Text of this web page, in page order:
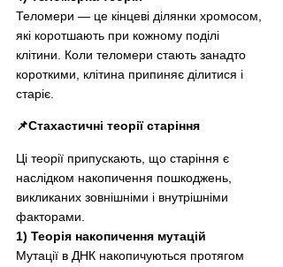
Теломери — це кінцеві ділянки хромосом,
які коротшають при кожному поділі
клітини. Коли теломери стають занадто
короткими, клітина припиняє ділитися і
старіє.
📌Стахастичні теорії старіння
Ці теорії припускають, що старіння є
наслідком накопичення пошкоджень,
викликаних зовнішніми і внутрішніми
факторами.
1) Теорія накопичення мутацій
Мутації в ДНК накопичуються протягом